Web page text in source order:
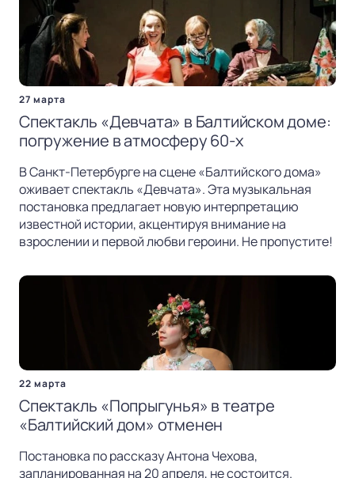
27 марта
Спектакль «Девчата» в Балтийском доме:
погружение в атмосферу 60-х
В Санкт-Петербурге на сцене «Балтийского дома»
оживает спектакль «Девчата». Эта музыкальная
постановка предлагает новую интерпретацию
известной истории, акцентируя внимание на
взрослении и первой любви героини. Не пропустите!
22 марта
Спектакль «Попрыгунья» в театре
«Балтийский дом» отменен
Постановка по рассказу Антона Чехова,
запланированная на 20 апреля, не состоится.